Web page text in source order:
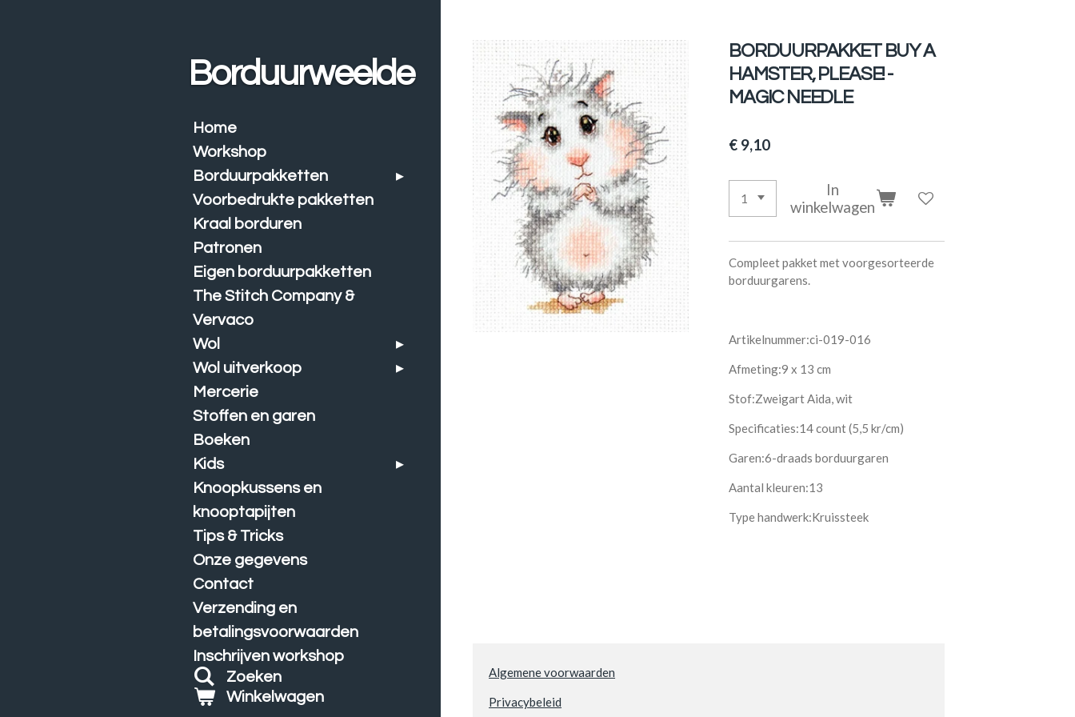
BORDUURPAKKET BUY A
HAMSTER, PLEASE! -
MAGIC NEEDLE
€ 9,10
In
winkelwagen
Compleet pakket met voorgesorteerde
borduurgarens.
Artikelnummer:ci-019-016
Afmeting:9 x 13 cm
Stof:Zweigart Aida, wit
Specificaties:14 count (5,5 kr/cm)
Garen:6-draads borduurgaren
Aantal kleuren:13
Type handwerk:Kruissteek
Algemene voorwaarden
Privacybeleid
Borduurweelde
Home
Workshop
Borduurpakketten
Voorbedrukte pakketten
Kraal borduren
Patronen
Eigen borduurpakketten
The Stitch Company &
Vervaco
Wol
Wol uitverkoop
Mercerie
Stoffen en garen
Boeken
Kids
Knoopkussens en
knooptapijten
Tips & Tricks
Onze gegevens
Contact
Verzending en
betalingsvoorwaarden
Inschrijven workshop
Zoeken
Winkelwagen